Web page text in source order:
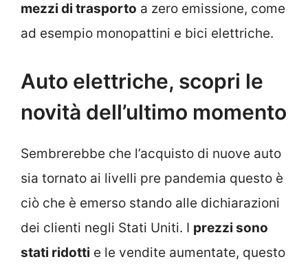
mezzi di trasporto a zero emissione, come
ad esempio monopattini e bici elettriche.
Auto elettriche, scopri le
novità dell’ultimo momento
Sembrerebbe che l’acquisto di nuove auto
sia tornato ai livelli pre pandemia questo è
ciò che è emerso stando alle dichiarazioni
dei clienti negli Stati Uniti. I prezzi sono
stati ridotti e le vendite aumentate, questo